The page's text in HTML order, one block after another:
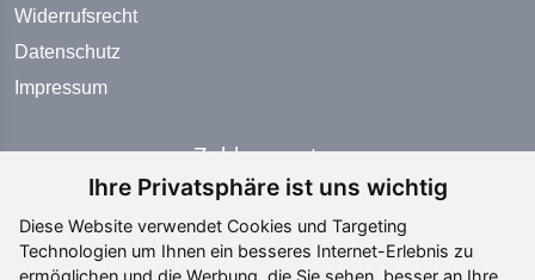
Ihre Privatsphäre ist uns wichtig
Diese Website verwendet Cookies und Targeting
Technologien um Ihnen ein besseres Internet-Erlebnis zu
ermöglichen und die Werbung, die Sie sehen, besser an Ihre
Widerrufsrecht
Datenschutz
Impressum
Zahlungsarten